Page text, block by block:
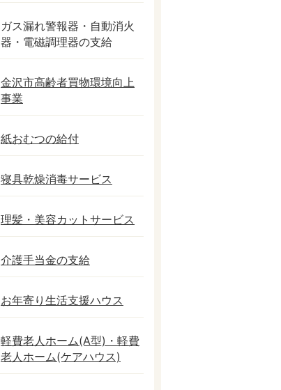
ガス漏れ警報器・自動消火
器・電磁調理器の支給
金沢市高齢者買物環境向上
事業
紙おむつの給付
寝具乾燥消毒サービス
理髪・美容カットサービス
介護手当金の支給
お年寄り生活支援ハウス
軽費老人ホーム(A型)・軽費
老人ホーム(ケアハウス)